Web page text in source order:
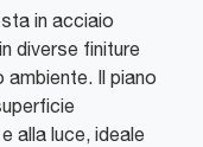
in acciaio
diverse finiture
Il piano
alla luce, ideale